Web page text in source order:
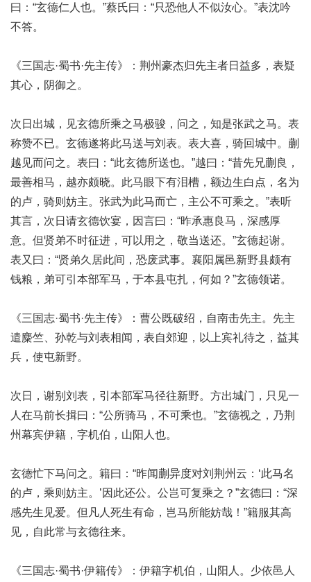
曰：“玄德仁人也。”蔡氏曰：“只恐他人不似汝心。”表沈吟
不答。
《三国志·蜀书·先主传》：荆州豪杰归先主者日益多，表疑
其心，阴御之。
次日出城，见玄德所乘之马极骏，问之，知是张武之马。表
称赞不已。玄德遂将此马送与刘表。表大喜，骑回城中。蒯
越见而问之。表曰：“此玄德所送也。”越曰：“昔先兄蒯良，
最善相马，越亦颇晓。此马眼下有泪槽，额边生白点，名为
的卢，骑则妨主。张武为此马而亡，主公不可乘之。”表听
其言，次日请玄德饮宴，因言曰：“昨承惠良马，深感厚
意。但贤弟不时征进，可以用之，敬当送还。”玄德起谢。
表又曰：“贤弟久居此间，恐废武事。襄阳属邑新野县颇有
钱粮，弟可引本部军马，于本县屯扎，何如？”玄德领诺。
《三国志·蜀书·先主传》：曹公既破绍，自南击先主。先主
遣麋竺、孙乾与刘表相闻，表自郊迎，以上宾礼待之，益其
兵，使屯新野。
次日，谢别刘表，引本部军马径往新野。方出城门，只见一
人在马前长揖曰：“公所骑马，不可乘也。”玄德视之，乃荆
州幕宾伊籍，字机伯，山阳人也。
玄德忙下马问之。籍曰：“昨闻蒯异度对刘荆州云：‘此马名
的卢，乘则妨主。’因此还公。公岂可复乘之？”玄德曰：“深
感先生见爱。但凡人死生有命，岂马所能妨哉！”籍服其高
见，自此常与玄德往来。
《三国志·蜀书·伊籍传》：伊籍字机伯，山阳人。少依邑人